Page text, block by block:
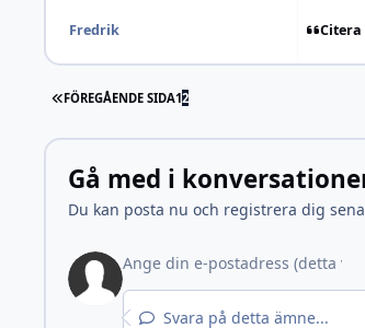
Fredrik Citera
FÖRSTA SIDAN
FÖREGÅENDE SIDA12
Gå med i
Du kan posta nu och registrera dig
Svara på detta ämne...